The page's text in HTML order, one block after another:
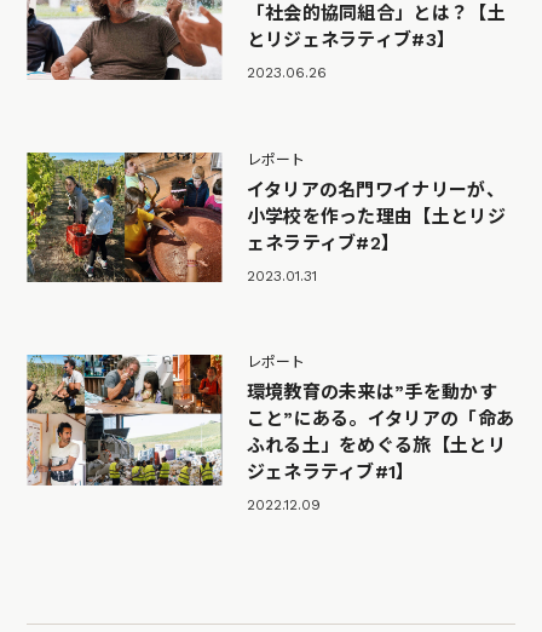
「社会的協同組合」とは？【土
とリジェネラティブ#3】
2023.06.26
レポート
イタリアの名門ワイナリーが、
小学校を作った理由【土とリジ
ェネラティブ#2】
2023.01.31
レポート
環境教育の未来は”手を動かす
こと”にある。イタリアの「命あ
ふれる土」をめぐる旅【土とリ
ジェネラティブ#1】
2022.12.09